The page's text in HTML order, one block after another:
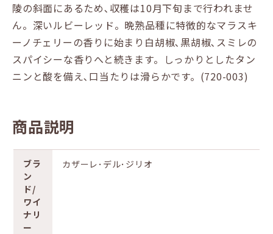
陵の斜面にあるため､収穫は10月下旬まで行われませ
ん。深いルビーレッド。晩熟品種に特徴的なマラスキ
ーノチェリーの香りに始まり白胡椒､黒胡椒､スミレの
スパイシーな香りへと続きます。しっかりとしたタン
ニンと酸を備え､口当たりは滑らかです。(720-003)
商品説明
ブラ
ン
ド/
ワイ
ナリ
ー
カザーレ･デル･ジリオ